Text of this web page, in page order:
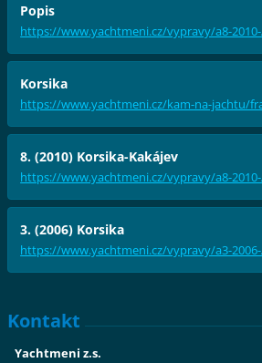
Popis
https://www.yachtmeni.cz/vypravy/a8-
Korsika
https://www.yachtmeni.cz/kam-na-jachtu/
8. (2010) Korsika-Kakájev
https://www.yachtmeni.cz/vypravy/a8-
3. (2006) Korsika
https://www.yachtmeni.cz/vypravy/a3-
Kontakt
Yachtmeni z.s.